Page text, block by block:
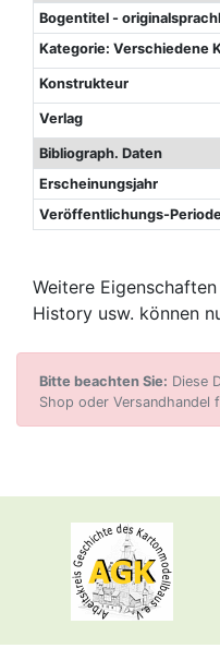
Bogentitel -
Kategorie: Verschiedene
Konstrukteur
Verlag
Bibliograph. Daten
Erscheinungsjahr
Veröffentlichungs-
Weitere
History usw. können
Bitte beachten Sie: Diese
Shop oder Versandhandel